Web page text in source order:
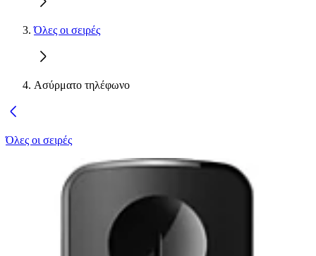
Όλες οι σειρές
Ασύρματο τηλέφωνο
Όλες οι σειρές